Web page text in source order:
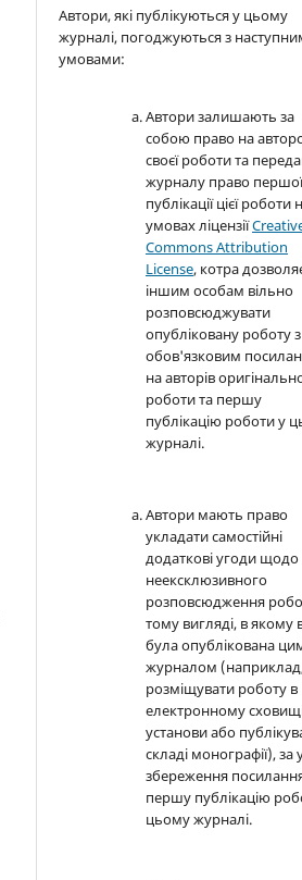
Автори, які публікуються у цьому
журналі, погоджуються з
умовами:
Автори залишають за
собою право на
своєї роботи та
журналу право
публікації цієї роботи
умовах ліцензії
Commons Attribution
License, котра
іншим особам вільно
розповсюджувати
опубліковану роботу з
обов'язковим
на авторів
роботи та першу
публікацію роботи у
журналі.
Автори мають право
укладати самостійні
додаткові угоди щодо
неексклюзивного
розповсюдження
тому вигляді, в якому
була опублікована
журналом
розміщувати роботу в
електронному
установи або
складі монографії),
збереження
першу публікацію
цьому журналі.